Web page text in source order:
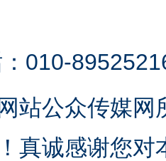
010-
站公众传媒
真诚感谢您
谢